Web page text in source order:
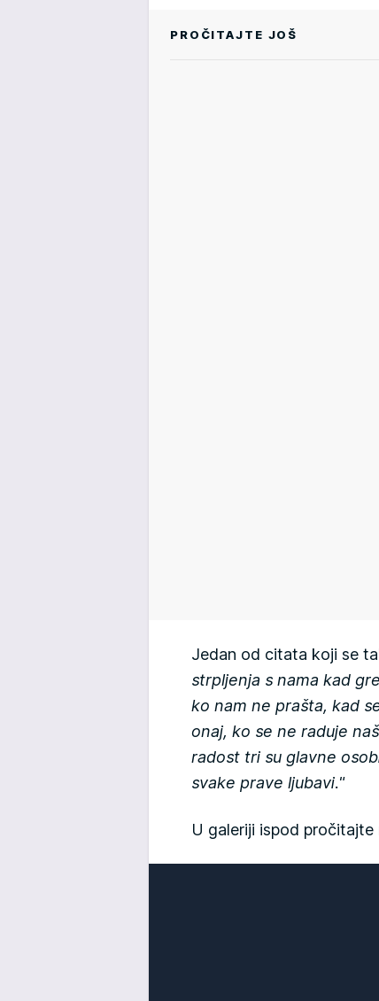
PROČITAJTE JOŠ
Jedan od citata koji se
strpljenja s nama kad
ko nam ne prašta, kad
onaj, ko se ne raduje
radost tri su glavne
svake prave ljubavi."
U galeriji ispod